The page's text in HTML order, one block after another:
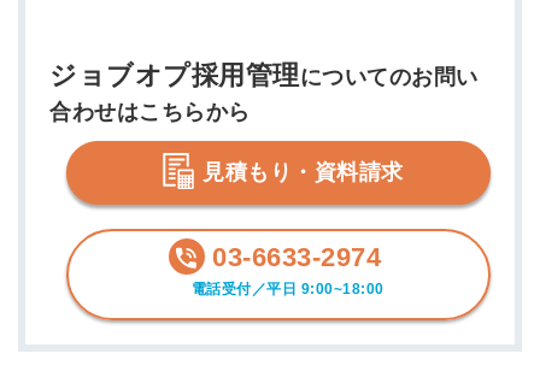
ジョブオプ採用管理についてのお問い
合わせはこちらから
見積もり・資料請求
03-6633-2974
電話受付／平日 9:00~18:00